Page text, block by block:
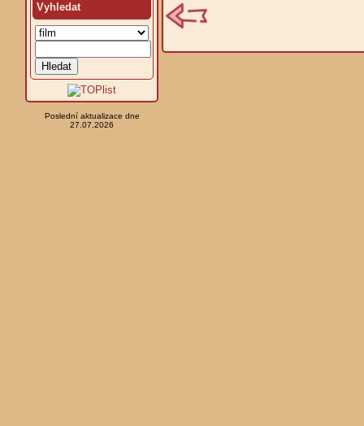
Vyhledat
Poslední aktualizace dne
27.07.2026